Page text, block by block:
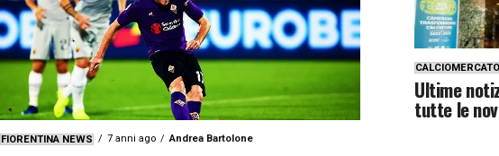
FIORENTINA NEWS 7 anni ago Andrea Bartolone
CALCIOMERCATO
Ultime
tutte le